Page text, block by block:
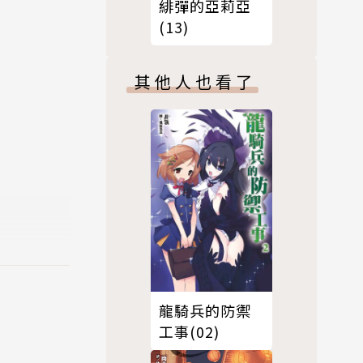
緋彈的亞莉亞
(13)
其他人也看了
龍騎兵的防禦
工事(02)